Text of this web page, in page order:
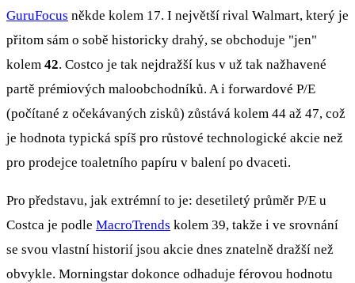
GuruFocus někde kolem 17. I největší rival Walmart, který je
přitom sám o sobě historicky drahý, se obchoduje "jen"
kolem 42. Costco je tak nejdražší kus v už tak nažhavené
partě prémiových maloobchodníků. A i forwardové P/E
(počítané z očekávaných zisků) zůstává kolem 44 až 47, což
je hodnota typická spíš pro růstové technologické akcie než
pro prodejce toaletního papíru v balení po dvaceti.
Pro představu, jak extrémní to je: desetiletý průměr P/E u
Costca je podle MacroTrends kolem 39, takže i ve srovnání
se svou vlastní historií jsou akcie dnes znatelně dražší než
obvykle. Morningstar dokonce odhaduje férovou hodnotu